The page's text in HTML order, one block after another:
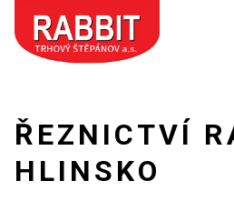
ŘEZNICTVÍ
HLINSKO